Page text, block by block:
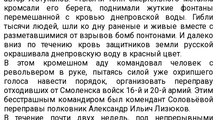
кромсали его берега, поднимали жуткие фонтаны
перемешанной с кровью днепровской воды. Гибли
тысячи людей, шли ко дну раненые и живые вместе с
разметавшимися от взрывов бомб понтонами. И далеко
вниз по течению кровь защитников земли русской
окрашивала днепровскую воду в красный цвет.
В этом кромешном аду командовал человек с
револьвером в руке, пытаясь силой уже охрипшего
голоса навести порядок, организовать переправу
отходивших от Смоленска войск 16-й и 20-й армий. Этим
бесстрашным командиром был комендант Соловьёвой
переправы полковник Александр Ильич Лизюков.
В течение почти двух недель, под непрерывными